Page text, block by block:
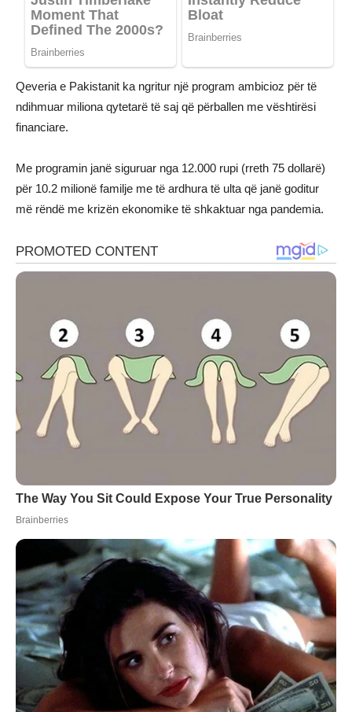
Qeveria e Pakistanit ka ngritur një program ambicioz për të
ndihmuar miliona qytetarë të saj që përballen me vështirësi
financiare.
Me programin janë siguruar nga 12.000 rupi (rreth 75 dollarë)
për 10.2 milionë familje me të ardhura të ulta që janë goditur
më rëndë me krizën ekonomike të shkaktuar nga pandemia.